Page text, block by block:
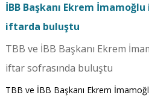
İBB Başkanı Ekrem
iftarda buluştu
TBB ve İBB Başkanı Ekrem
iftar sofrasında buluştu
TBB ve İBB Başkanı Ekrem